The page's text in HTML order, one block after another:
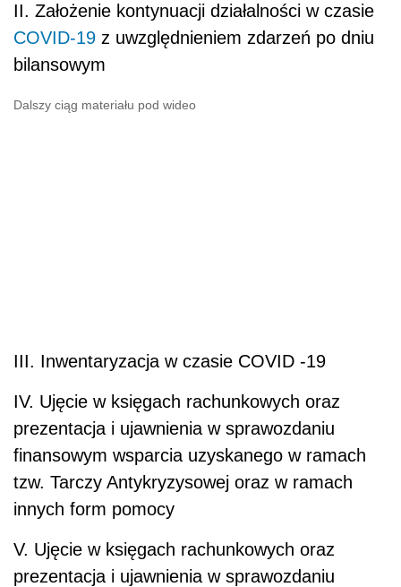
II. Założenie kontynuacji działalności w czasie
COVID-19 z uwzględnieniem zdarzeń po dniu
bilansowym
Dalszy ciąg materiału pod wideo
III. Inwentaryzacja w czasie COVID -19
IV. Ujęcie w księgach rachunkowych oraz
prezentacja i ujawnienia w sprawozdaniu
finansowym wsparcia uzyskanego w ramach
tzw. Tarczy Antykryzysowej oraz w ramach
innych form pomocy
V. Ujęcie w księgach rachunkowych oraz
prezentacja i ujawnienia w sprawozdaniu